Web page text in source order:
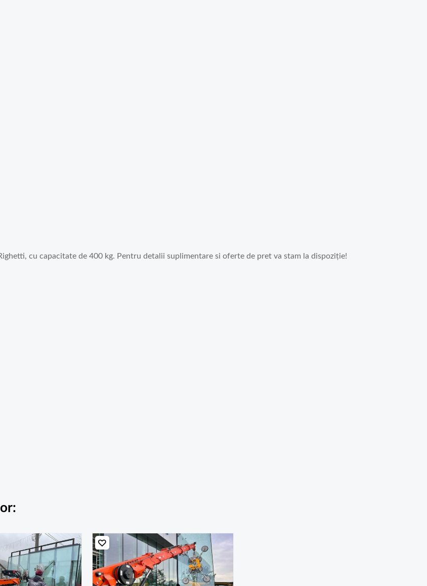
cu capacitate de 400 kg. Pentru detalii suplimentare si oferte de pret va stam la dispoziție!